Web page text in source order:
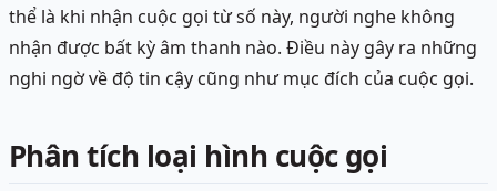
thể là khi nhận cuộc gọi từ số này, người nghe không
nhận được bất kỳ âm thanh nào. Điều này gây ra những
nghi ngờ về độ tin cậy cũng như mục đích của cuộc gọi.
Phân tích loại hình cuộc gọi